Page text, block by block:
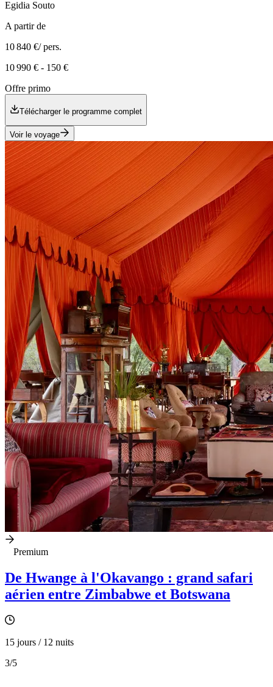
Egidia Souto
A partir de
10 840 €/ pers.
10 990 € - 150 €
Offre primo
Télécharger le programme complet
Voir le voyage
Premium
De Hwange à l'Okavango : grand safari
aérien entre Zimbabwe et Botswana
15 jours / 12 nuits
3/5